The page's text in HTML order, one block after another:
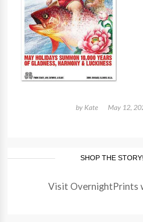
by Kate May 12,
SHOP THE STORY!
Visit OvernightPrints